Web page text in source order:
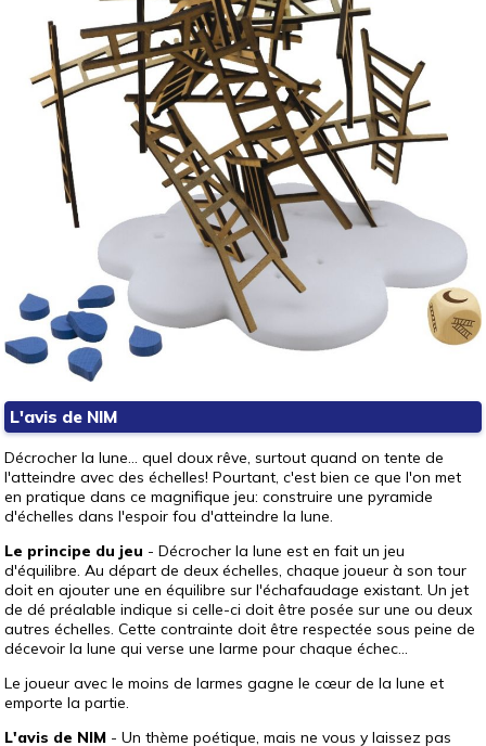
L'avis de NIM
Décrocher la lune... quel doux rêve, surtout quand on tente de
l'atteindre avec des échelles! Pourtant, c'est bien ce que l'on met
en pratique dans ce magnifique jeu: construire une pyramide
d'échelles dans l'espoir fou d'atteindre la lune.
Le principe du jeu - Décrocher la lune est en fait un jeu
d'équilibre. Au départ de deux échelles, chaque joueur à son tour
doit en ajouter une en équilibre sur l'échafaudage existant. Un jet
de dé préalable indique si celle-ci doit être posée sur une ou deux
autres échelles. Cette contrainte doit être respectée sous peine de
décevoir la lune qui verse une larme pour chaque échec...
Le joueur avec le moins de larmes gagne le cœur de la lune et
emporte la partie.
L'avis de NIM - Un thème poétique, mais ne vous y laissez pas